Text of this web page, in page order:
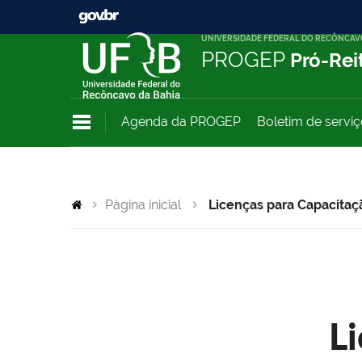
UNIVERSIDADE FEDERAL DO
PROGEP Pró-
Agenda da PROGEP Boletim de
Página inicial Licenças para